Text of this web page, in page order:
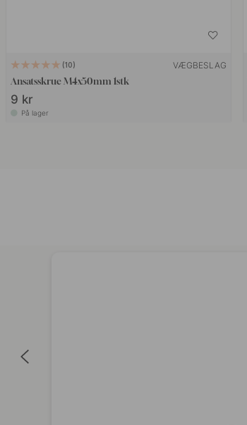
10 VÆGBESLAG
Ansatsskrue M4x50mm 1stk
9 kr
På lager